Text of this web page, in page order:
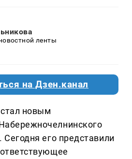
ленты
на Дзен.канал
новым
Сегодня его представили